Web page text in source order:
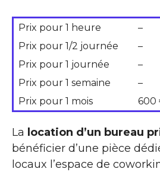
Prix pour 1 heure
–
Prix pour 1/2 journée
–
Prix pour 1 journée
–
Prix pour 1 semaine
–
Prix pour 1 mois
600
La location d’un bureau
bénéficier d’une pièce
locaux l’espace de